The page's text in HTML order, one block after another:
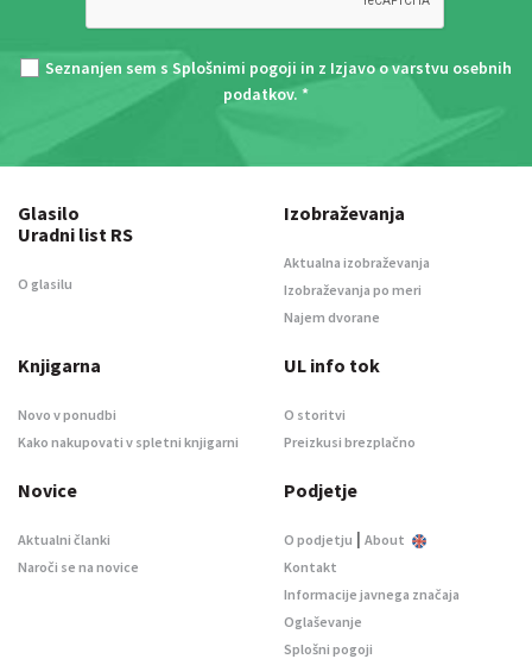
Seznanjen sem s Splošnimi pogoji in z Izjavo o varstvu osebnih
podatkov. *
Glasilo
Uradni list RS
O glasilu
Izobraževanja
Aktualna izobraževanja
Izobraževanja po meri
Najem dvorane
Knjigarna
Novo v ponudbi
Kako nakupovati v spletni knjigarni
UL info tok
O storitvi
Preizkusi brezplačno
Novice
Aktualni članki
Naroči se na novice
Podjetje
O podjetju | About
Kontakt
Informacije javnega značaja
Oglaševanje
Splošni pogoji